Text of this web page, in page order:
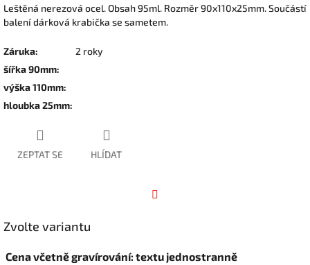
Leštěná nerezová ocel. Obsah 95ml. Rozměr 90x110x25mm. Součástí
balení dárková krabička se sametem.
Záruka:
2 roky
šířka 90mm:
výška 110mm:
hloubka 25mm:
ZEPTAT SE HLÍDAT
Zvolte variantu
Cena včetně gravírování: textu jednostranně